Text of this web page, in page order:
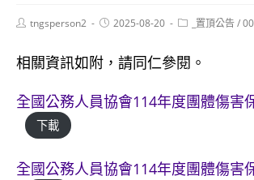
Posttngsperson2
Post2025-08-20
Post _置頂公告/
相關資訊如附，請同仁參閱。
全國公務人員協會114年度團體傷害
下載
全國公務人員協會114年度團體傷害